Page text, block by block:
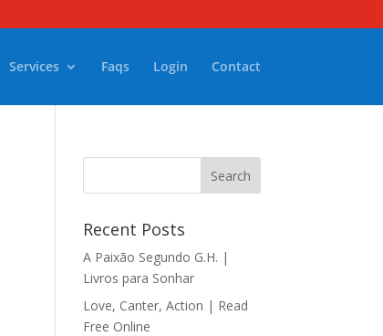
Services Faqs Login Contact
Recent Posts
A Paixão Segundo G.H. |
Livros para Sonhar
Love, Canter, Action | Read
Free Online